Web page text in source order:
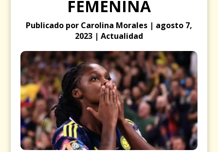
FEMENINA
Publicado por Carolina Morales | agosto 7,
2023 | Actualidad